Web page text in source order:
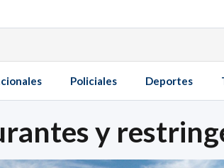
Policiales Deportes
y